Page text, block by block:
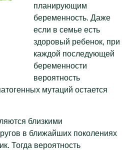
планирующим
беременность. Даже
если в семье есть
здоровый ребенок, при
каждой последующей
беременности
вероятность
мутаций остается
близкими
в ближайших поколениях
Тогда вероятность